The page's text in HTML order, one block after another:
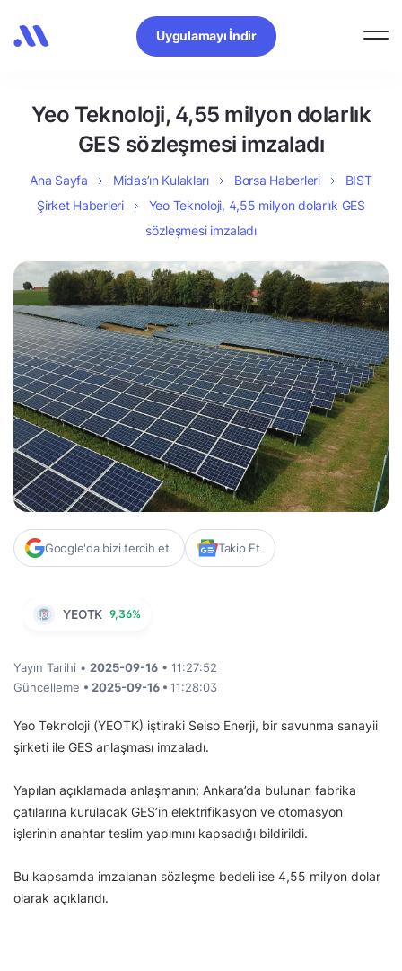
Uygulamayı İndir
Yeo Teknoloji, 4,55 milyon dolarlık
GES sözleşmesi imzaladı
Ana Sayfa Midas’ın Kulakları Borsa Haberleri
BIST
Şirket Haberleri
Yeo Teknoloji, 4,55 milyon dolarlık GES
sözleşmesi imzaladı
Google'da bizi tercih et Takip Et
YEOTK 9,36%
Yayın Tarihi • 2025-09-16 • 11:27:52
Güncelleme • 2025-09-16 • 11:28:03
Yeo Teknoloji (YEOTK) iştiraki Seiso Enerji, bir savunma sanayii
şirketi ile GES anlaşması imzaladı.
Yapılan açıklamada anlaşmanın; Ankara’da bulunan fabrika
çatılarına kurulacak GES’in elektrifikasyon ve otomasyon
işlerinin anahtar teslim yapımını kapsadığı bildirildi.
Bu kapsamda imzalanan sözleşme bedeli ise 4,55 milyon dolar
olarak açıklandı.